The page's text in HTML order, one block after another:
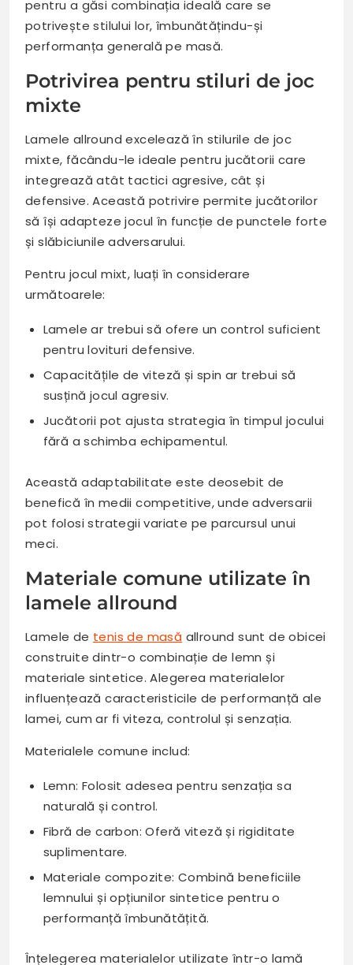
pentru a găsi combinația ideală care se
potrivește stilului lor, îmbunătățindu-și
performanța generală pe masă.
Potrivirea pentru stiluri de joc
mixte
Lamele allround excelează în stilurile de joc
mixte, făcându-le ideale pentru jucătorii care
integrează atât tactici agresive, cât și
defensive. Această potrivire permite jucătorilor
să își adapteze jocul în funcție de punctele forte
și slăbiciunile adversarului.
Pentru jocul mixt, luați în considerare
următoarele:
Lamele ar trebui să ofere un control suficient
pentru lovituri defensive.
Capacitățile de viteză și spin ar trebui să
susțină jocul agresiv.
Jucătorii pot ajusta strategia în timpul jocului
fără a schimba echipamentul.
Această adaptabilitate este deosebit de
benefică în medii competitive, unde adversarii
pot folosi strategii variate pe parcursul unui
meci.
Materiale comune utilizate în
lamele allround
Lamele de tenis de masă allround sunt de obicei
construite dintr-o combinație de lemn și
materiale sintetice. Alegerea materialelor
influențează caracteristicile de performanță ale
lamei, cum ar fi viteza, controlul și senzația.
Materialele comune includ:
Lemn: Folosit adesea pentru senzația sa
naturală și control.
Fibră de carbon: Oferă viteză și rigiditate
suplimentare.
Materiale compozite: Combină beneficiile
lemnului și opțiunilor sintetice pentru o
performanță îmbunătățită.
Înțelegerea materialelor utilizate într-o lamă